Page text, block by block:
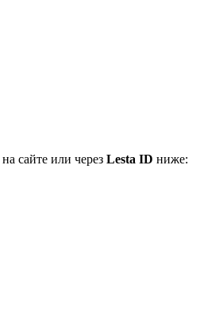
на сайте или через Lesta ID ниже: